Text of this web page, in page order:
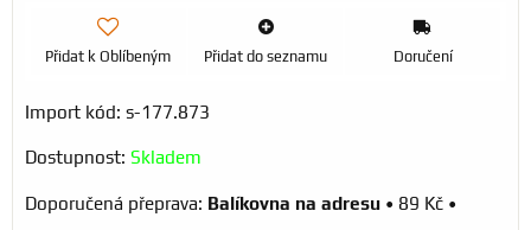
Přidat k Oblíbeným Přidat do seznamu Doručení
Import kód: s-177.873
Dostupnost: Skladem
Balíkovna na adresu • 89 Kč •